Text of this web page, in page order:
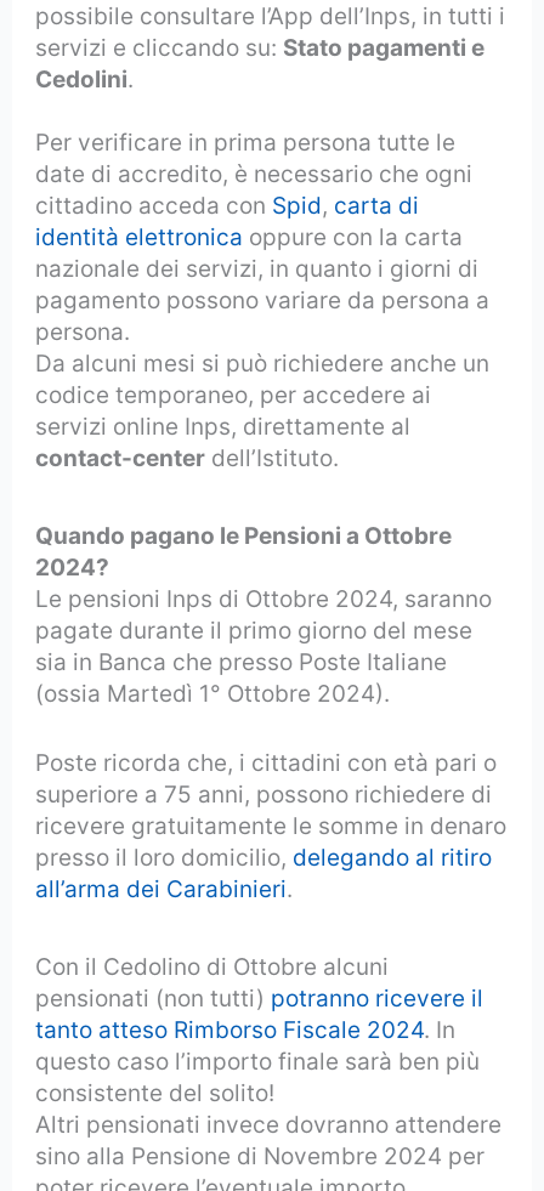
possibile consultare l’App dell’Inps, in tutti i
servizi e cliccando su: Stato pagamenti e
Cedolini.
Per verificare in prima persona tutte le
date di accredito, è necessario che ogni
cittadino acceda con Spid, carta di
identità elettronica oppure con la carta
nazionale dei servizi, in quanto i giorni di
pagamento possono variare da persona a
persona.
Da alcuni mesi si può richiedere anche un
codice temporaneo, per accedere ai
servizi online Inps, direttamente al
contact-center dell’Istituto.
Quando pagano le Pensioni a Ottobre
2024?
Le pensioni Inps di Ottobre 2024, saranno
pagate durante il primo giorno del mese
sia in Banca che presso Poste Italiane
(ossia Martedì 1° Ottobre 2024).
Poste ricorda che, i cittadini con età pari o
superiore a 75 anni, possono richiedere di
ricevere gratuitamente le somme in denaro
presso il loro domicilio, delegando al ritiro
all’arma dei Carabinieri.
Con il Cedolino di Ottobre alcuni
pensionati (non tutti) potranno ricevere il
tanto atteso Rimborso Fiscale 2024. In
questo caso l’importo finale sarà ben più
consistente del solito!
Altri pensionati invece dovranno attendere
sino alla Pensione di Novembre 2024 per